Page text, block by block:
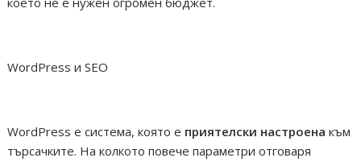
WordPress и SEO
WordPress е система, която е приятелски настроена към
търсачките. На колкото повече параметри отговаря